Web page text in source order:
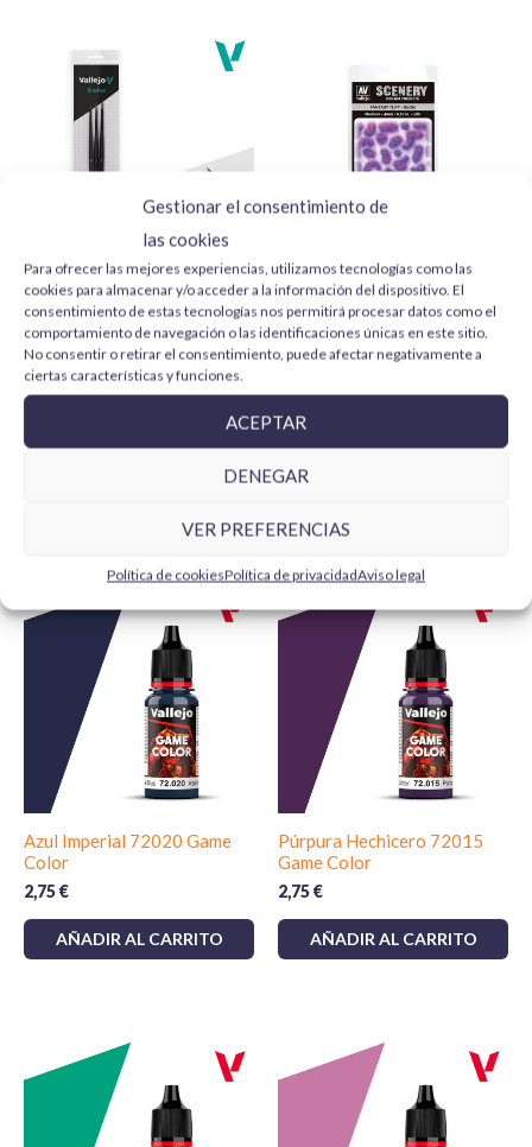
Gestionar el consentimiento de
las cookies
Para ofrecer las mejores experiencias, utilizamos tecnologías como las
cookies para almacenar y/o acceder a la información del dispositivo. El
consentimiento de estas tecnologías nos permitirá procesar datos como el
comportamiento de navegación o las identificaciones únicas en este sitio.
No consentir o retirar el consentimiento, puede afectar negativamente a
ciertas características y funciones.
ACEPTAR
DENEGAR
VER PREFERENCIAS
Política de cookiesPolítica de privacidadAviso legal
Para más información y otras localizaciones
consulta las
Vallejo Design Set Pro
Modeler B01991 pelo
natural 0, 1 y 2
24,95€
Fantasy Tuft Neon SC430
Vallejo Scenery
4,99€
Azul Imperial 72020 Game
Color
2,75€
AÑADIR AL CARRITO
Púrpura Hechicero 72015
Game Color
2,75€
AÑADIR AL CARRITO